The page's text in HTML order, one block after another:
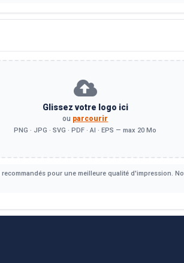
Glissez votre logo ici
ou parcourir
PNG · JPG · SVG · PDF · AI · EPS — max 20 Mo
recommandés pour une meilleure qualité d'impression.